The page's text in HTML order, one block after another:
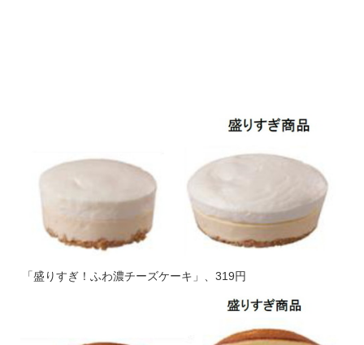
「盛りすぎ！ふわ濃チーズケーキ」、319円